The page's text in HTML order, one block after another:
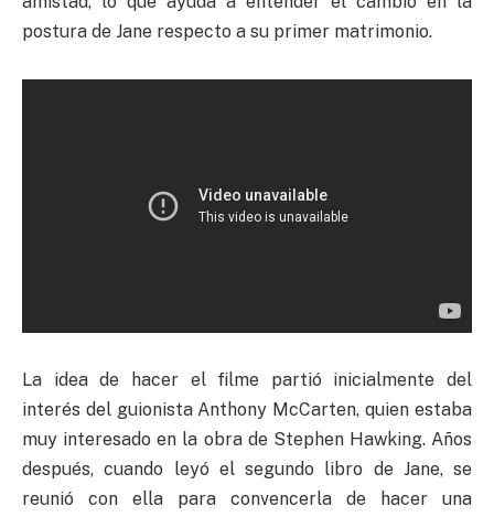
postura de Jane respecto a su primer matrimonio.
La idea de hacer el filme partió inicialmente del
interés del guionista Anthony McCarten, quien estaba
muy interesado en la obra de Stephen Hawking. Años
después, cuando leyó el segundo libro de Jane, se
reunió con ella para convencerla de hacer una